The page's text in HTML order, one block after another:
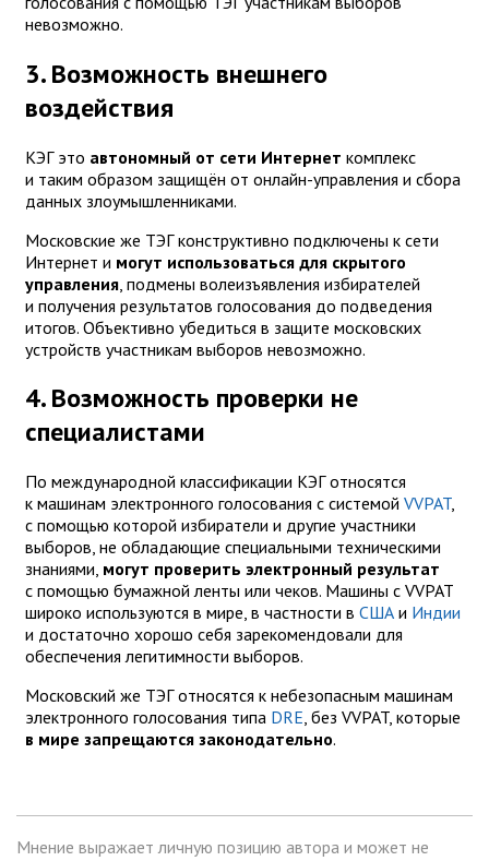
невозможно.
3. Возможность внешнего
воздействия
КЭГ это автономный от сети Интернет комплекс
и таким образом защищён от онлайн-управления и сбора
данных злоумышленниками.
Московские же ТЭГ конструктивно подключены к сети
Интернет и могут использоваться для скрытого
управления , подмены волеизъявления избирателей
и получения результатов голосования до подведения
итогов. Объективно убедиться в защите московских
устройств участникам выборов невозможно.
4. Возможность проверки не
специалистами
По международной классификации КЭГ относятся
к машинам электронного голосования с системой VVPAT,
с помощью которой избиратели и другие участники
выборов, не обладающие специальными техническими
знаниями, могут проверить электронный результат
с помощью бумажной ленты или чеков. Машины с VVPAT
широко используются в мире, в частности в США и Индии
и достаточно хорошо себя зарекомендовали для
обеспечения легитимности выборов.
Московский же ТЭГ относятся к небезопасным машинам
электронного голосования типа DRE, без VVPAT, которые
в мире запрещаются законодательно.
Мнение выражает личную позицию автора и может не